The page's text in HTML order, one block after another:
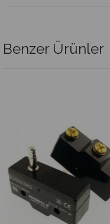
Benzer Ürünler